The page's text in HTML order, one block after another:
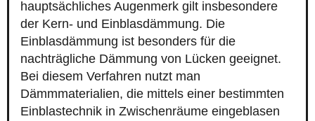
hauptsächliches Augenmerk gilt insbesondere
der Kern- und Einblasdämmung. Die
Einblasdämmung ist besonders für die
nachträgliche Dämmung von Lücken geeignet.
Bei diesem Verfahren nutzt man
Dämmmaterialien, die mittels einer bestimmten
Einblastechnik in Zwischenräume eingeblasen